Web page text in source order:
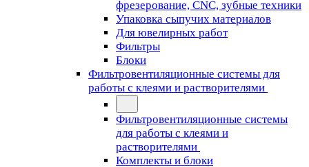
фрезерование, CNC, зубные техники
Упаковка сыпучих материалов
Для ювелирных работ
Фильтры
Блоки
Фильтровентиляционные системы для
работы с клеями и растворителями
Фильтровентиляционные системы
для работы с клеями и
растворителями
Комплекты и блоки